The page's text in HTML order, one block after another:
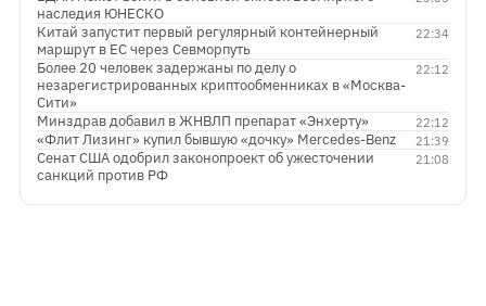
наследия ЮНЕСКО
22:34
Китай запустит первый регулярный контейнерный
маршрут в ЕС через Севморпуть
22:12
Более 20 человек задержаны по делу о
незарегистрированных криптообменниках в «Москва-
Сити»
22:12
Минздрав добавил в ЖНВЛП препарат «Энхерту»
21:39
«Флит Лизинг» купил бывшую «дочку» Mercedes-Benz
21:08
Сенат США одобрил законопроект об ужесточении
санкций против РФ